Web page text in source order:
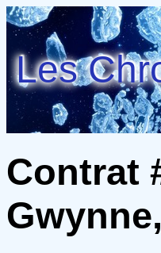
Les
Contrat